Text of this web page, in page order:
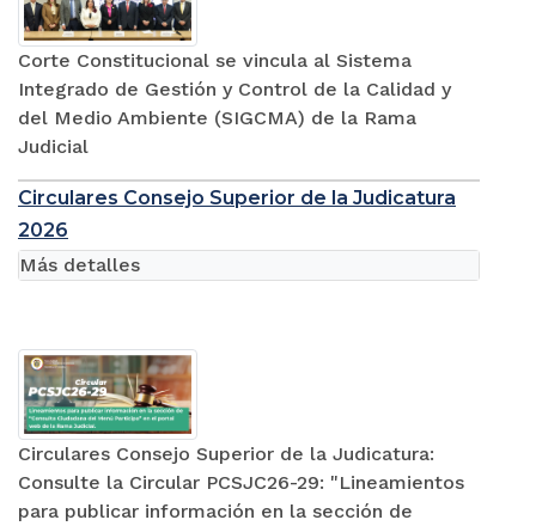
Corte Constitucional se vincula al Sistema
Integrado de Gestión y Control de la Calidad y
del Medio Ambiente (SIGCMA) de la Rama
Judicial
Circulares Consejo Superior de la Judicatura
2026
Circulares Consejo Superior de la Judicatura:
Consulte la Circular PCSJC26-29: "Lineamientos
para publicar información en la sección de
Más detalles